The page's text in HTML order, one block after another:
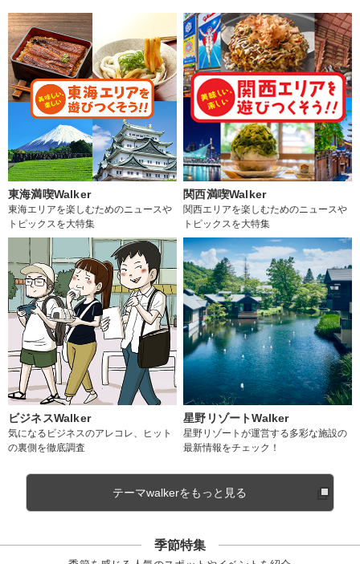
東海満喫Walker
東海エリアを楽しむためのニュースや
トピックスを大特集
関西満喫Walker
関西エリアを楽しむためのニュースや
トピックスを大特集
ビジネスWalker
気になるビジネスのアレコレ、ヒット
の裏側を徹底調査
星野リゾートWalker
星野リゾートが運営する多彩な施設の
最新情報をチェック！
テーマwalkerをもっと見る
季節特集